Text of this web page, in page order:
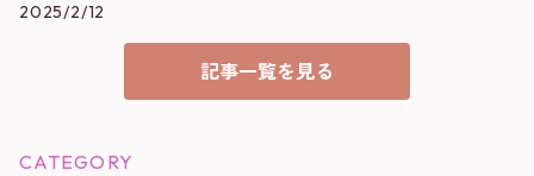
2025/2/12
記事一覧を見る
CATEGORY